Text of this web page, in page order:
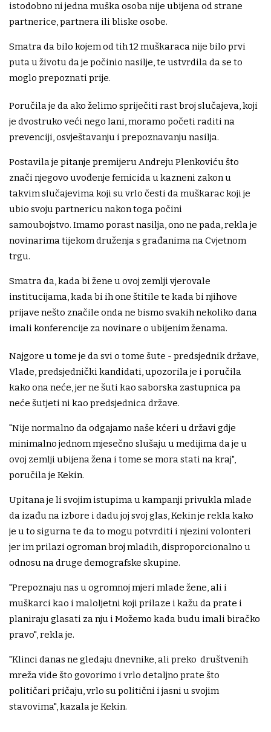
istodobno ni jedna muška osoba nije ubijena od strane
partnerice, partnera ili bliske osobe.
Smatra da bilo kojem od tih 12 muškaraca nije bilo prvi
puta u životu da je počinio nasilje, te ustvrdila da se to
moglo prepoznati prije.
Poručila je da ako želimo spriječiti rast broj slučajeva, koji
je dvostruko veći nego lani, moramo početi raditi na
prevenciji, osvještavanju i prepoznavanju nasilja.
Postavila je pitanje premijeru Andreju Plenkoviću što
znači njegovo uvođenje femicida u kazneni zakon u
takvim slučajevima koji su vrlo česti da muškarac koji je
ubio svoju partnericu nakon toga počini
samoubojstvo. Imamo porast nasilja, ono ne pada, rekla je
novinarima tijekom druženja s građanima na Cvjetnom
trgu.
Smatra da, kada bi žene u ovoj zemlji vjerovale
institucijama, kada bi ih one štitile te kada bi njihove
prijave nešto značile onda ne bismo svakih nekoliko dana
imali konferencije za novinare o ubijenim ženama.
Najgore u tome je da svi o tome šute - predsjednik države,
Vlade, predsjednički kandidati, upozorila je i poručila
kako ona neće, jer ne šuti kao saborska zastupnica pa
neće šutjeti ni kao predsjednica države.
"Nije normalno da odgajamo naše kćeri u državi gdje
minimalno jednom mjesečno slušaju u medijima da je u
ovoj zemlji ubijena žena i tome se mora stati na kraj",
poručila je Kekin.
Upitana je li svojim istupima u kampanji privukla mlade
da izađu na izbore i dadu joj svoj glas, Kekin je rekla kako
je u to sigurna te da to mogu potvrditi i njezini volonteri
jer im prilazi ogroman broj mladih, disproporcionalno u
odnosu na druge demografske skupine.
"Prepoznaju nas u ogromnoj mjeri mlade žene, ali i
muškarci kao i maloljetni koji prilaze i kažu da prate i
planiraju glasati za nju i Možemo kada budu imali biračko
pravo", rekla je.
"Klinci danas ne gledaju dnevnike, ali preko društvenih
mreža vide što govorimo i vrlo detaljno prate što
političari pričaju, vrlo su politični i jasni u svojim
stavovima", kazala je Kekin.